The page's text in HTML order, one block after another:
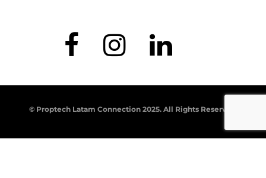
© Proptech Latam Connection 2025. All Rights Reserved.